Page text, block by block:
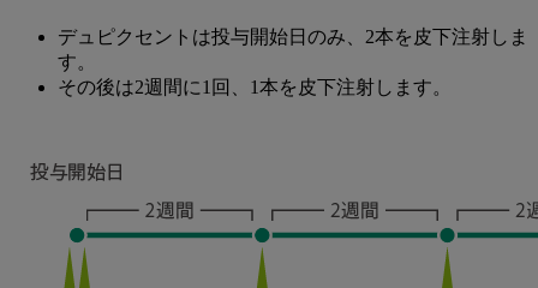
デュピクセントは投与開始日のみ、2本を皮下注射しま
す。
その後は2週間に1回、1本を皮下注射します。